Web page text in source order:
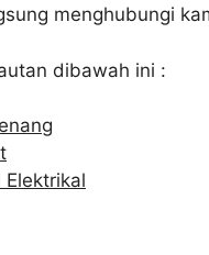
menghubungi
dibawah ini :